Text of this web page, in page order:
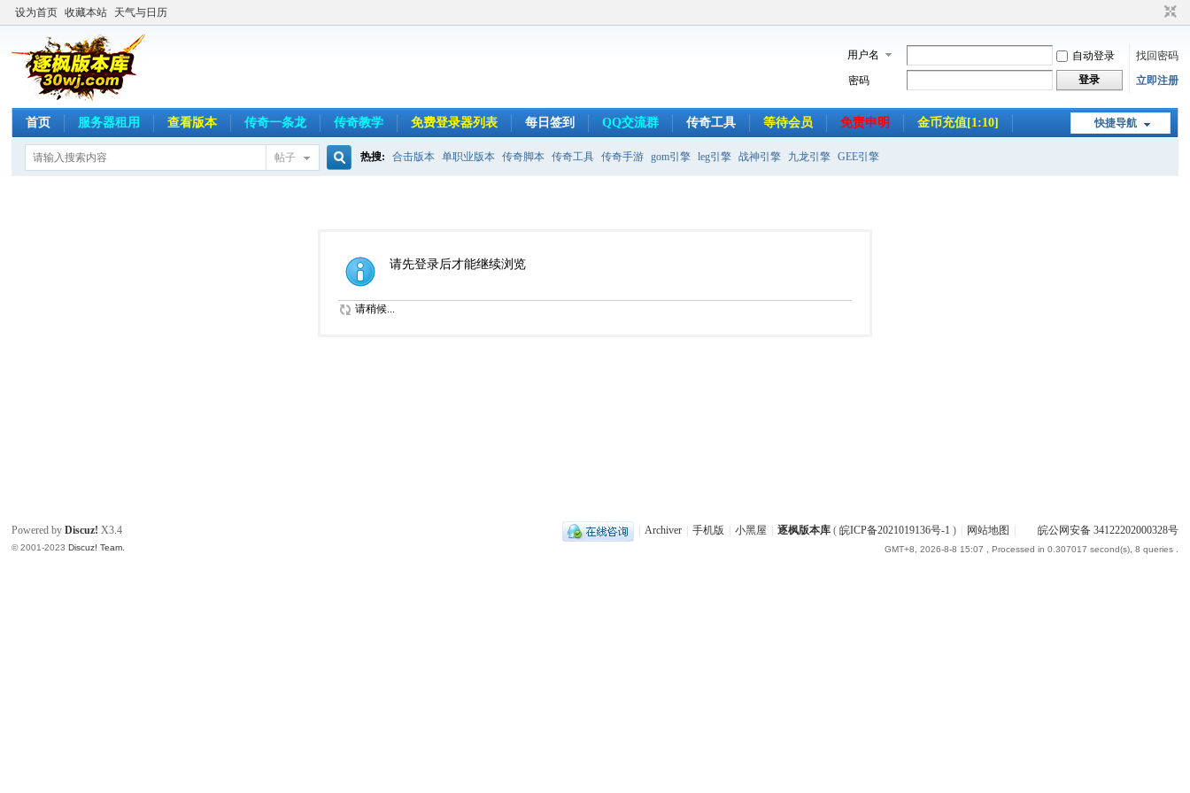
设为首页 收藏本站 天气与日历
用户名 自动登录
找回密码
密码
登录 立即注册
快捷导航
首页 服务器租用 查看版本 传奇一条龙 传奇教学 免费登录器列表 每日签到 QQ交流群 传奇工具 等待会员 免责申明 金币充值[1:10]
帖子 热搜: 合击版本 单职业版本 传奇脚本 传奇工具 传奇手游 gom引擎 leg引擎 战神引擎 九龙引擎 GEE引擎
请先登录后才能继续浏览
请稍候...
Archiver 手机版 小黑屋 逐枫版本库( 皖ICP备2021019136号-1 ) 网站地图 皖公网安备 34122202000328号
GMT+8, 2026-8-8 15:07 , Processed in 0.307017 second(s), 8 queries .
Powered byDiscuz! X3.4
© 2001-2023Discuz! Team